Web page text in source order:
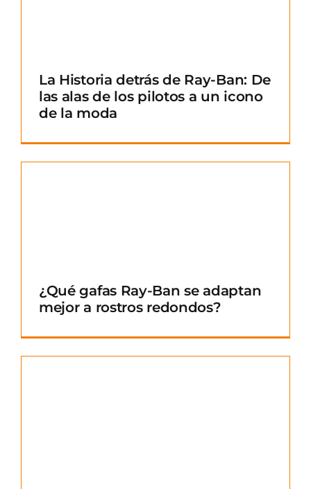
La Historia detrás de Ray-Ban: De
las alas de los pilotos a un icono
de la moda
¿Qué gafas Ray-Ban se adaptan
mejor a rostros redondos?